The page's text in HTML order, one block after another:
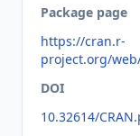
Package page
https://cran.r-
project.org/
DOI
10.32614/